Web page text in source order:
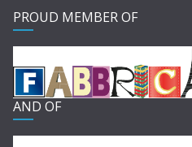
PROUD MEMBER OF
AND OF